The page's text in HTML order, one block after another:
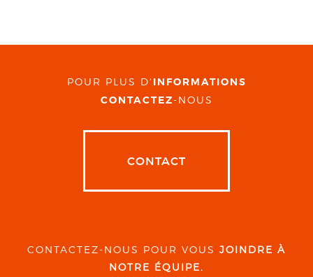
POUR PLUS D' INFORMATIONS
CONTACTEZ-NOUS
CONTACT
CONTACTEZ-NOUS POUR VOUS JOINDRE À
NOTRE ÉQUIPE.